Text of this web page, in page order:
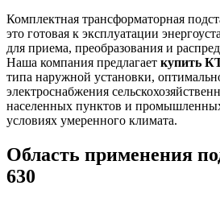
Комплектная трансформаторная
это готовая к эксплуатации
для приема, преобразования и
Наша компания предлагает купить
типа наружной установки,
электроснабжения
населенных пунктов и
условиях умеренного климата.
Область применения
630